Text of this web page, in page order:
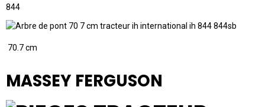
844
70.7 cm
MASSEY FERGUSON